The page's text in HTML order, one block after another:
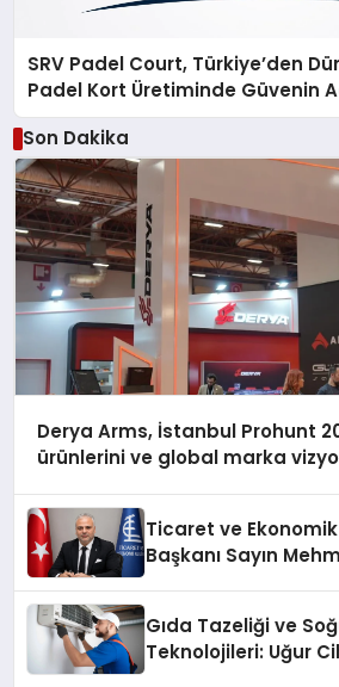
SRV Padel Court, Türkiye’den
Padel Kort Üretiminde Güvenin
Son Dakika
Derya Arms, İstanbul Prohunt
ürünlerini ve global marka
Ticaret ve
Başkanı Sayın
Gıda Tazeliği ve
Teknolojileri: Uğur